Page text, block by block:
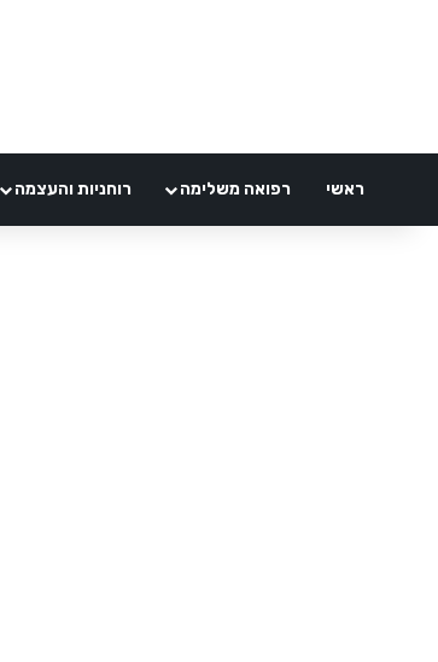
ראשי רפואה משלימה רוחניות והעצמה